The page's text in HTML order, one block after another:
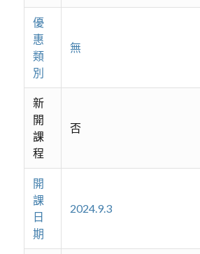
優
惠
類
別
無
新
開
課
程
否
開
課
日
期
2024.9.3